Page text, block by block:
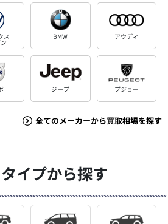
ス BMW アウディ
ジープ プジョー
全てのメーカーから買取相場を探す
イプから探す